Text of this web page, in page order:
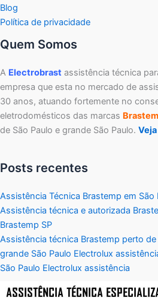
Blog
Política de privacidade
Quem Somos
A Electrobrast assistência técnica
empresa que esta no mercado de
30 anos, atuando fortemente no
eletrodomésticos das marcas
de São Paulo e grande São Paulo.
Posts recentes
Assistência Técnica Brastemp em São
Assistência técnica e autorizada
Brastemp SP
Assistência técnica Brastemp perto de
grande São Paulo Electrolux
São Paulo Electrolux assistência